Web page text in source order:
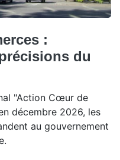
:
du
"Action Cœur de
décembre 2026, les
au gouvernement